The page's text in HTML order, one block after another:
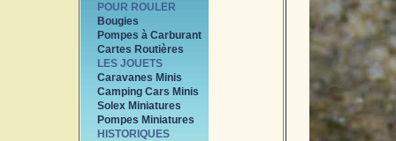
POUR ROULER
Bougies
Pompes à Carburant
Cartes Routières
LES JOUETS
Caravanes Minis
Camping Cars Minis
Solex Miniatures
Pompes Miniatures
HISTORIQUES